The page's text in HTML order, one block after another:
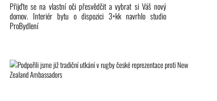
Přijďte se na vlastní oči přesvědčit a vybrat si Váš nový
domov. Interiér bytu o dispozici 3+kk navrhlo studio
ProBydlení